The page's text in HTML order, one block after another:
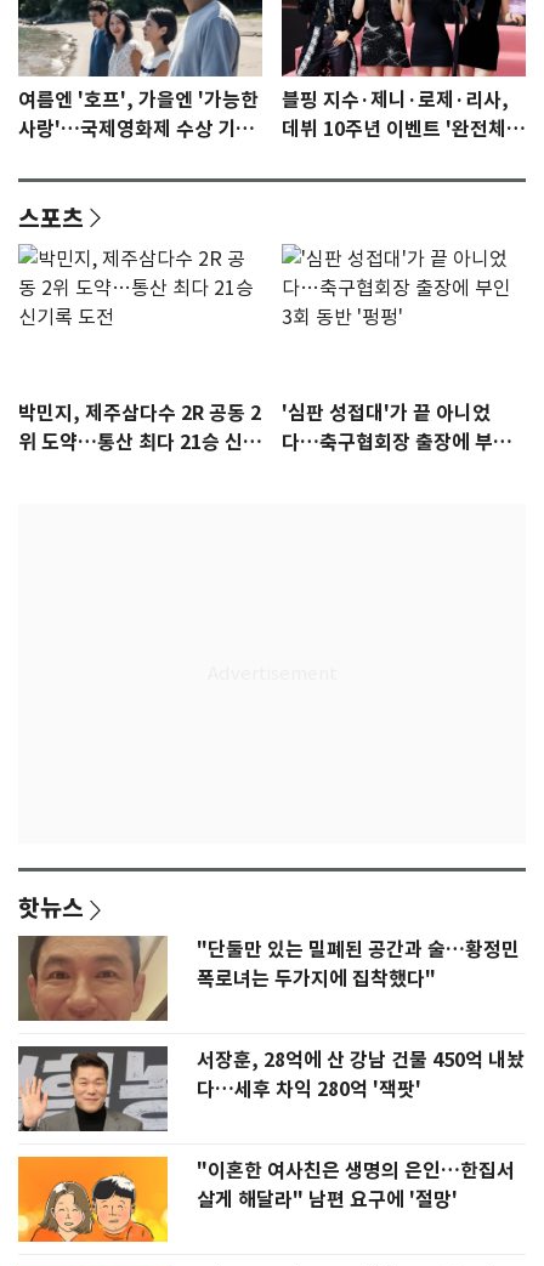
여름엔 '호프', 가을엔 '가능한
사랑'…국제영화제 수상 기대
블핑 지수·제니·로제·리사,
데뷔 10주년 이벤트 '완전체'
스포츠
박민지, 제주삼다수 2R 공동 2
위 도약…통산 최다 21승 신기
'심판 성접대'가 끝 아니었
다…축구협회장 출장에 부인
핫뉴스
"단둘만 있는 밀폐된 공간과 술…황정민
폭로녀는 두가지에 집착했다"
서장훈, 28억에 산 강남 건물 450억 내놨
다…세후 차익 280억 '잭팟'
"이혼한 여사친은 생명의 은인…한집서
살게 해달라" 남편 요구에 '절망'